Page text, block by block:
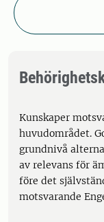
Kunskaper
huvudområdet.
grundnivå
av relevans för
före det
motsvarande